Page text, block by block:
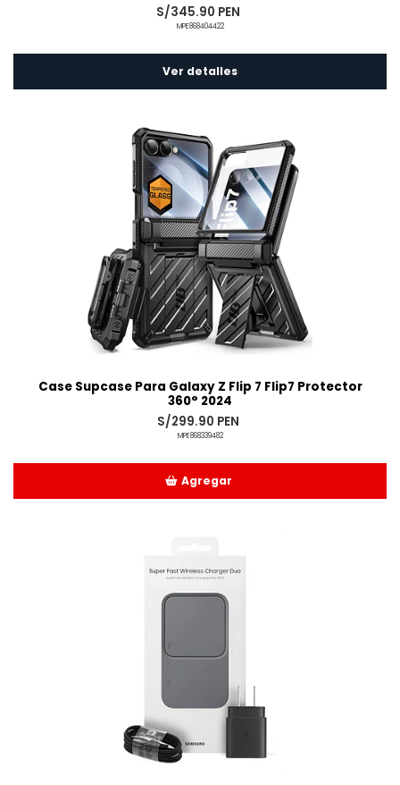
S/345.90 PEN
MPE868404422
Ver detalles
Case Supcase Para Galaxy Z Flip 7 Flip7 Protector
360° 2024
S/299.90 PEN
MPE868339482
Agregar